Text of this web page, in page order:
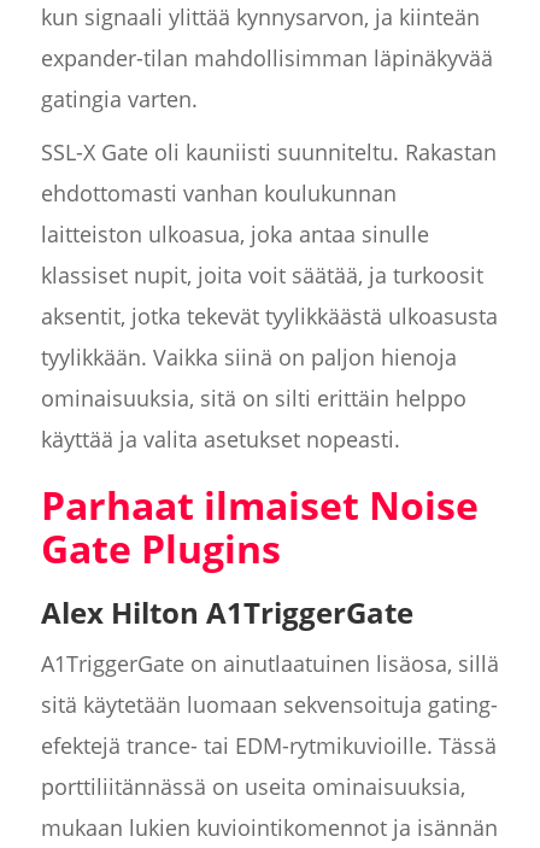
kun signaali ylittää kynnysarvon, ja kiinteän
expander-tilan mahdollisimman läpinäkyvää
gatingia varten.
SSL-X Gate oli kauniisti suunniteltu. Rakastan
ehdottomasti vanhan koulukunnan
laitteiston ulkoasua, joka antaa sinulle
klassiset nupit, joita voit säätää, ja turkoosit
aksentit, jotka tekevät tyylikkäästä ulkoasusta
tyylikkään. Vaikka siinä on paljon hienoja
ominaisuuksia, sitä on silti erittäin helppo
käyttää ja valita asetukset nopeasti.
Parhaat ilmaiset Noise
Gate Plugins
Alex Hilton A1TriggerGate
A1TriggerGate on ainutlaatuinen lisäosa, sillä
sitä käytetään luomaan sekvensoituja gating-
efektejä trance- tai EDM-rytmikuvioille. Tässä
porttiliitännässä on useita ominaisuuksia,
mukaan lukien kuviointikomennot ja isännän